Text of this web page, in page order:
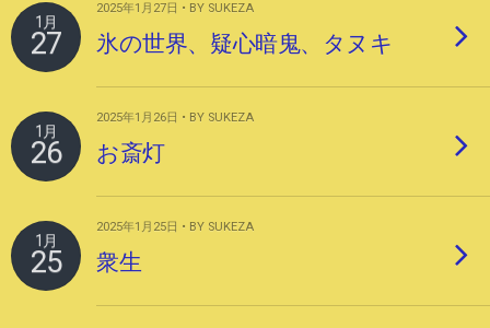
1月
27
2025年1月27日 • BY SUKEZA
氷の世界、疑心暗鬼、タヌキ
1月
26
2025年1月26日 • BY SUKEZA
お斎灯
1月
25
2025年1月25日 • BY SUKEZA
衆生